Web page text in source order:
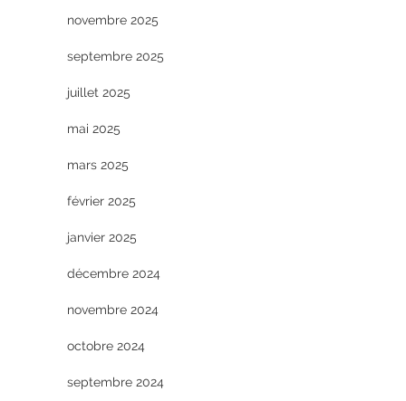
novembre 2025
septembre 2025
juillet 2025
mai 2025
mars 2025
février 2025
janvier 2025
décembre 2024
novembre 2024
octobre 2024
septembre 2024